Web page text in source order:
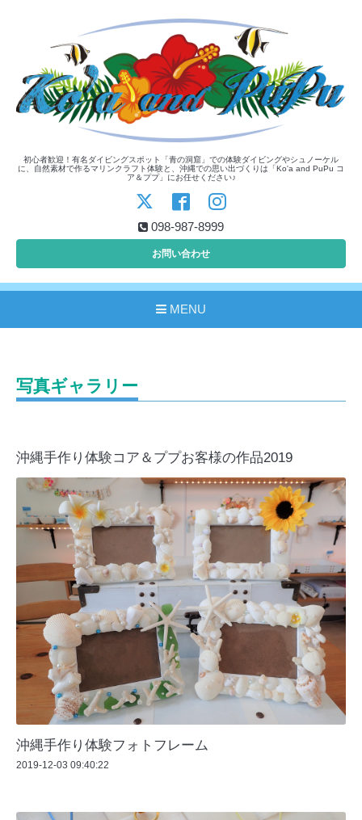
初心者歓迎！有名ダイビングスポット「青の洞窟」での体験ダイビングやシュノーケル
に、自然素材で作るマリンクラフト体験と、沖縄での思い出づくりは「Ko'a and PuPu コ
ア＆ププ」にお任せください♪
098-987-8999
お問い合わせ
MENU
写真ギャラリー
沖縄手作り体験コア＆ププお客様の作品2019
沖縄手作り体験フォトフレーム
2019-12-03 09:40:22